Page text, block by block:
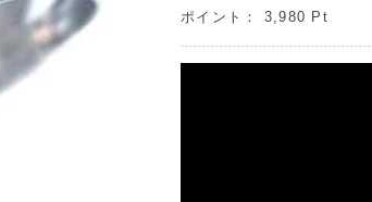
ポイント： 3,980 Pt